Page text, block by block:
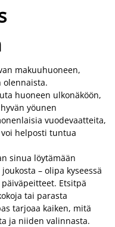
makuuhuoneen,
olennaista.
huoneen ulkonäköön,
yöunen
vuodevaatteita,
helposti tuntua
sinua löytämään
– olipa kyseessä
Etsitpä
tai parasta
tarjoaa kaiken, mitä
ja niiden valinnasta.